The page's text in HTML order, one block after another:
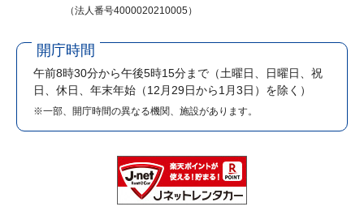
（法人番号4000020210005）
開庁時間
午前8時30分から午後5時15分まで （土曜日、日曜日、祝
日、休日、年末年始（12月29日から1月3日）を除く）
※一部、開庁時間の異なる機関、施設があります。